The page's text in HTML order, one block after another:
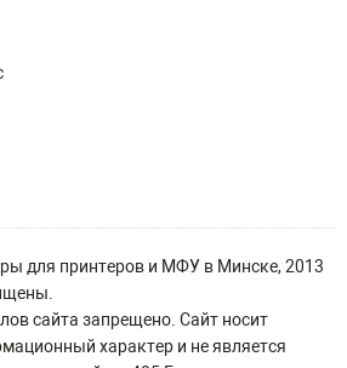
для принтеров и МФУ в Минске, 2013
сайта запрещено. Сайт носит
характер и не является